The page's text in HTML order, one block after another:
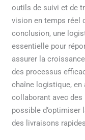
outils de suivi et de
vision en temps réel
conclusion, une
essentielle pour
assurer la
des processus
chaîne logistique,
collaborant avec
possible
des livraisons